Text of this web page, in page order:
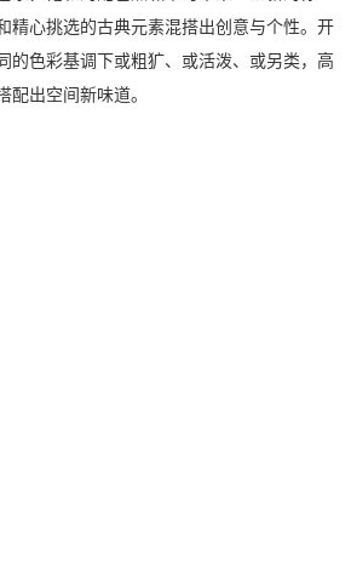
精心挑选的古典元素混搭出创意与个性。开
的色彩基调下或粗犷、或活泼、或另类，高
配出空间新味道。